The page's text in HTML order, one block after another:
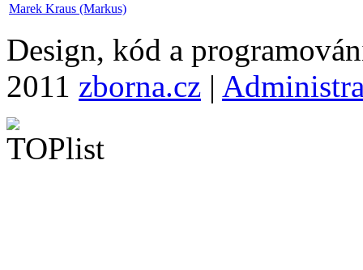
Marek Kraus (Markus)
Design, kód a
2011 zborna.cz |